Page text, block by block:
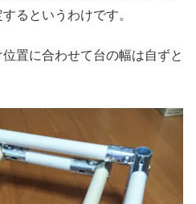
るというわけです。
置に合わせて台の幅は自ずと